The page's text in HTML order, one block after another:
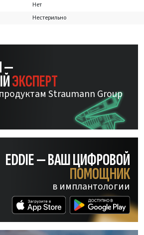
Нет
Нестерильно
—
ЭКСПЕРТ
Straumann Group
EDDIE — ВАШ ЦИФРОВОЙ
ПОМОЩНИК
в имплантологии